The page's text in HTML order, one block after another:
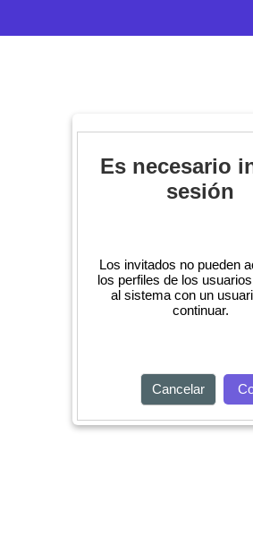
Es necesario
sesión
Los invitados no pueden
los perfiles de los
al sistema con un
continuar.
Cancelar